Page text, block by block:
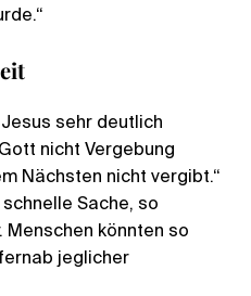
sehr deutlich
nicht Vergebung
Nächsten nicht vergibt.“
Sache, so
Menschen könnten so
jeglicher